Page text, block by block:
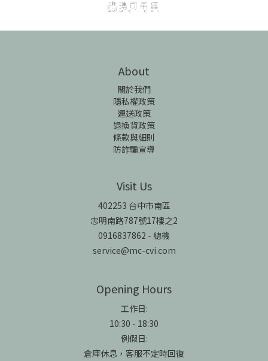
About
關於我們
隱私權政策
運送政策
退換貨政策
條款與細則
防詐騙宣導
Visit Us
402253 台中市南區
忠明南路787號17樓之2
0916837862 - 總機
service@mc-cvi.com
Opening Hours
工作日:
10:30 - 18:30
例假日:
倉庫休息，客服不定時回復